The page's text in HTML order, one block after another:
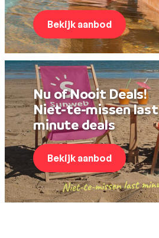
Bekijk aanbod
Nu of Nooit Deals!
Niet-te-missen last
minute deals
Bekijk aanbod